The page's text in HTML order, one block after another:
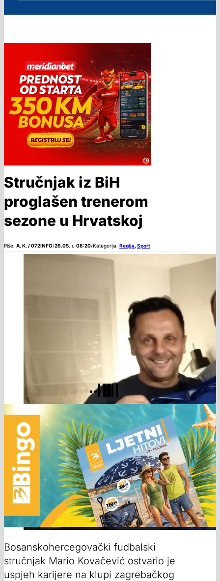
Stručnjak iz BiH
proglašen trenerom
sezone u Hrvatskoj
Piše: A. K. / 072INFO/26.05. u 08:20/Kategorija: Regija,Sport
Bosanskohercegovački fudbalski
stručnjak Mario Kovačević ostvario je
uspjeh karijere na klupi zagrebačkog